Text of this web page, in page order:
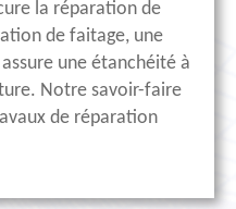
la réparation de
de faitage, une
une étanchéité à
Notre savoir-faire
de réparation